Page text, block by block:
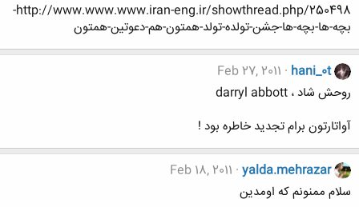
http://www.www.www.iran-eng.ir/showthread.php/250498-
بچه-ها-بچه-ها-جشن-تولده-تولد-همتون-هم-دعوتین-همتون
hani_0t
Feb 27, 2011
روحش شاد ، darryl abbott
آواتارتون برام تجدید خاطره بود !
yalda.mehrazar
Feb 18, 2011
سلام ممنونم که اومدین